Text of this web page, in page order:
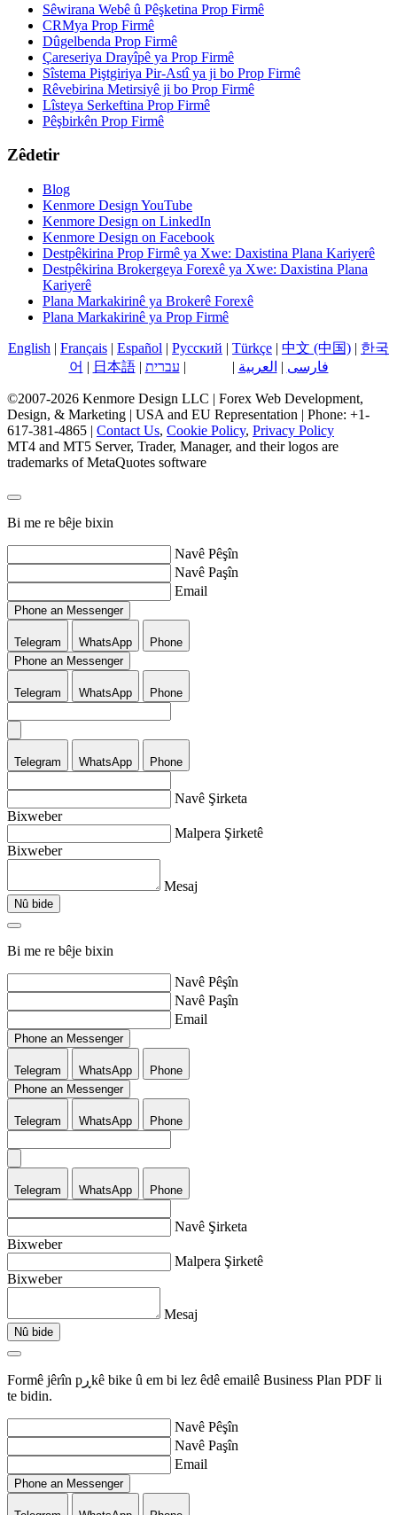
Sêwirana Webê û Pêşketina Prop Firmê
CRMya Prop Firmê
Dûgelbenda Prop Firmê
Çareseriya Drayîpê ya Prop Firmê
Sîstema Piştgiriya Pir-Astî ya ji bo Prop Firmê
Rêvebirina Metirsiyê ji bo Prop Firmê
Lîsteya Serkeftina Prop Firmê
Pêşbirkên Prop Firmê
Zêdetir
Blog
Kenmore Design YouTube
Kenmore Design on LinkedIn
Kenmore Design on Facebook
Destpêkirina Prop Firmê ya Xwe: Daxistina Plana Kariyerê
Destpêkirina Brokergeya Forexê ya Xwe: Daxistina Plana
Kariyerê
Plana Markakirinê ya Brokerê Forexê
Plana Markakirinê ya Prop Firmê
English | Français | Español | Русский | Türkçe | 中文 (中国) | 한국
어 | 日本語| עברית | | العربية | فارسی
©2007-2026 Kenmore Design LLC | Forex Web Development,
Design, & Marketing | USA and EU Representation | Phone: +1-
617-381-4865 | Contact Us, Cookie Policy, Privacy Policy
MT4 and MT5 Server, Trader, Manager, and their logos are
trademarks of MetaQuotes software
Bi me re bêje bixin
Navê Pêşîn
Navê Paşîn
Email
Phone an Messenger
Telegram WhatsApp
Phone
Phone an Messenger
Telegram WhatsApp Phone
Telegram WhatsApp Phone
Navê Şirketa
Bixweber
Malpera Şirketê
Bixweber
Mesaj
Nû bide
Bi me re bêje bixin
Navê Pêşîn
Navê Paşîn
Email
Phone an Messenger
Telegram WhatsApp
Phone
Phone an Messenger
Telegram WhatsApp Phone
Telegram WhatsApp Phone
Navê Şirketa
Bixweber
Malpera Şirketê
Bixweber
Mesaj
Nû bide
Formê jêrîn pڕkê bike û em bi lez êdê emailê Business Plan PDF li
te bidin.
Navê Pêşîn
Navê Paşîn
Email
Phone an Messenger